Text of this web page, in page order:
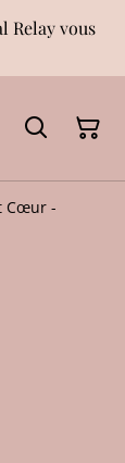
Relay vous
Cœur -